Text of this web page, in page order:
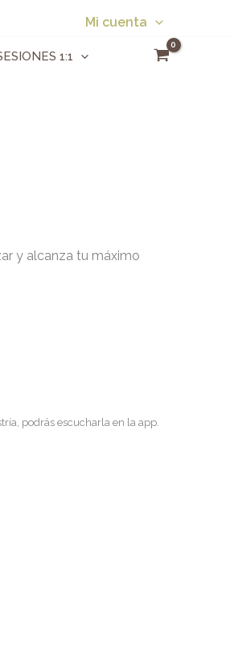
Mi cuenta
1:1
y alcanza tu máximo
podrás escucharla en la app.